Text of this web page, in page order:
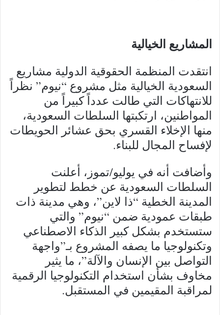
المشاريع الخيالية
انتقدت المنظمة الحقوقية الدولية مشاريع
السعودية الخيالية مثل مشروع “نيوم” نظراً
للانتهاكات التي طالت عدداً كبيراً من
المواطنين، ارتكبتها السلطات السعودية،
منها الإخلاء القسري بحق عشائر الحويطات
لإفساح المجال للبناء.
وأضافت أنه في يوليو/تموز، أعلنت
السلطات السعودية عن خطط لتطوير
المدينة الخطية “ذا لاين”، وهي مدينة ذات
طبقات عمودية ضمن “نيوم” والتي
ستستخدم بشكل كبير الذكاء الاصطناعي
وتكنولوجيا ما يصفه المشروع بـ”واجهة
التواصل بين الإنسان والآلة”، ما يثير
مخاوف بشأن استخدام التكنولوجيا الرقمية
لمراقبة المقيمين في المستقبل.